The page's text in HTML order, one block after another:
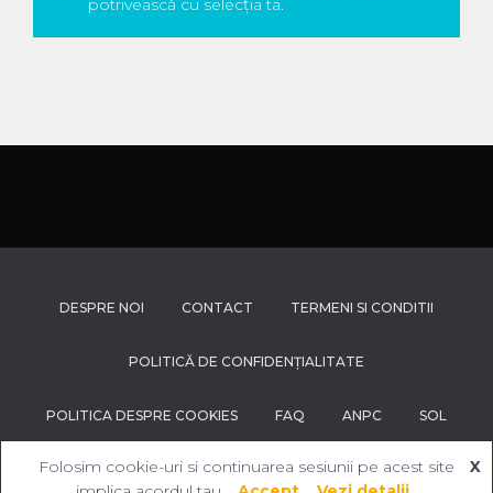
potrivească cu selecția ta.
DESPRE NOI CONTACT TERMENI SI CONDITII
POLITICĂ DE CONFIDENȚIALITATE
POLITICA DESPRE COOKIES FAQ ANPC SOL
Hestia | Proiectată deThemeIsle
Folosim cookie-uri si continuarea sesiunii pe acest site
X